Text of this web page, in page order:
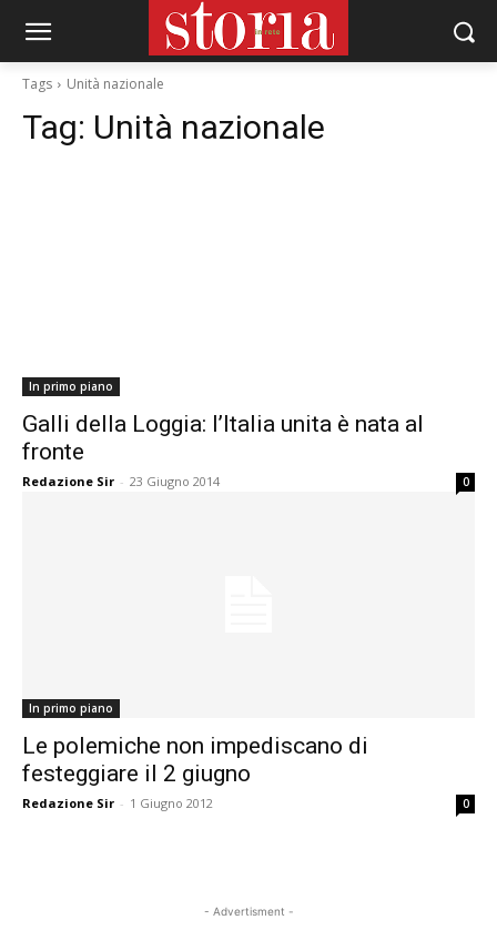
Tags Unità nazionale
Tag: Unità nazionale
In primo piano
Galli della Loggia: l’Italia unita è nata al
fronte
Redazione Sir - 23 Giugno 2014 0
In primo piano
Le polemiche non impediscano di
festeggiare il 2 giugno
Redazione Sir - 1 Giugno 2012 0
- Advertisment -